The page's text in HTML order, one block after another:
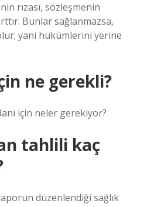
rızası, sözleşmenin
Bunlar sağlanmazsa,
yani hükümlerini yerine
ne gerekli?
için neler gerekiyor?
tahlili kaç
düzenlendiği sağlık